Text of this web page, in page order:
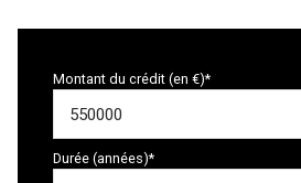
Montant du crédit (en €)*
Durée (années)*